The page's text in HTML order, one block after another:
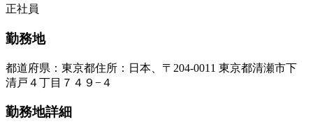
正社員
勤務地
都道府県 ： 東京都住所 ： 日本、〒204-0011 東京都清瀬市下
清戸４丁目７４９−４
勤務地詳細